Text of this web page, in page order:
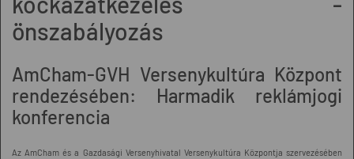
önszabályozás
AmCham-GVH Versenykultúra Központ
rendezésében: Harmadik reklámjogi
konferencia
Az AmCham és a Gazdasági Versenyhivatal Versenykultúra Központja szervezésében